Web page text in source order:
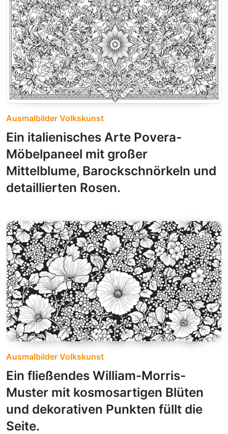
Ausmalbilder Volkskunst
Ein italienisches Arte Povera-
Möbelpaneel mit großer
Mittelblume, Barockschnörkeln und
detaillierten Rosen.
Ausmalbilder Volkskunst
Ein fließendes William-Morris-
Muster mit kosmosartigen Blüten
und dekorativen Punkten füllt die
Seite.